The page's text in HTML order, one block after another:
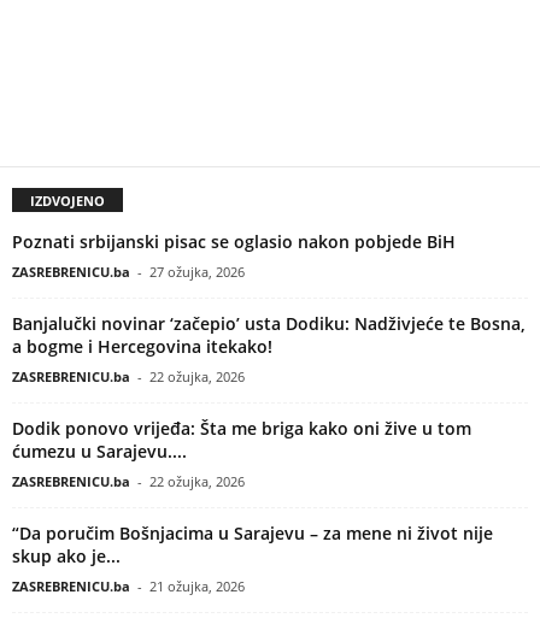
IZDVOJENO
Poznati srbijanski pisac se oglasio nakon pobjede BiH
ZASREBRENICU.ba - 27 ožujka, 2026
Banjalučki novinar ‘začepio’ usta Dodiku: Nadživjeće te Bosna,
a bogme i Hercegovina itekako!
ZASREBRENICU.ba - 22 ožujka, 2026
Dodik ponovo vrijeđa: Šta me briga kako oni žive u tom
ćumezu u Sarajevu....
ZASREBRENICU.ba - 22 ožujka, 2026
“Da poručim Bošnjacima u Sarajevu – za mene ni život nije
skup ako je...
ZASREBRENICU.ba - 21 ožujka, 2026